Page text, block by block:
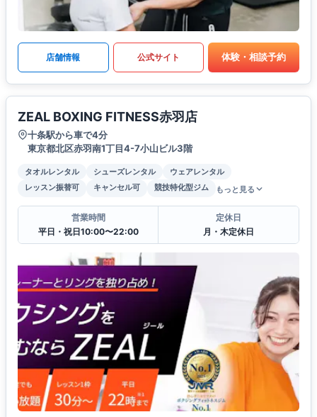
店舗情報 公式サイト 体験・相談予約
ZEAL BOXING FITNESS赤羽店
十条駅から車で4分
東京都北区赤羽南1丁目4-7小山ビル3階
タオルレンタル シューズレンタル
ウェアレンタル
レッスン振替可
キャンセル可 競技特化型ジム もっと見る
営業時間
平日・祝日10:00〜22:00
定休日
月・木定休日